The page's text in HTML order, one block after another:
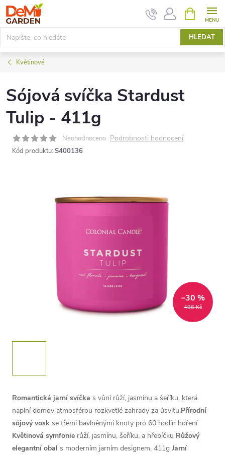
Přejít
na
obsah
HLEDAT
NÁKUPNÍ
KOŠÍK
Květinové
Sójová svíčka Stardust
Tulip - 411g
Neohodnoceno Podrobnosti hodnocení
Kód produktu: S400136
496 Kč
–30 %
Romantická jarní svíčka s vůní růží, jasmínu a šeříku, která
naplní domov atmosférou rozkvetlé zahrady za úsvitu.Přírodní
sójový vosk se třemi bavlněnými knoty pro 60 hodin hoření
Květinová symfonie růží, jasmínu, šeříku, a hřebíčku Růžový
elegantní obal s moderním jarním designem, 411g Jarní